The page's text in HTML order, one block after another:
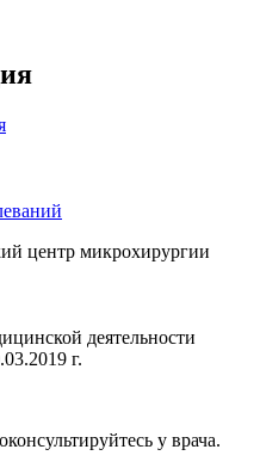
центр микрохирургии
деятельности
г.
у врача.